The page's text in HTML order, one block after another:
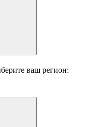
ваш регион: